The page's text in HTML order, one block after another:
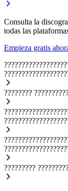
Consulta la
todas las
Empieza gratis
????????
?????????